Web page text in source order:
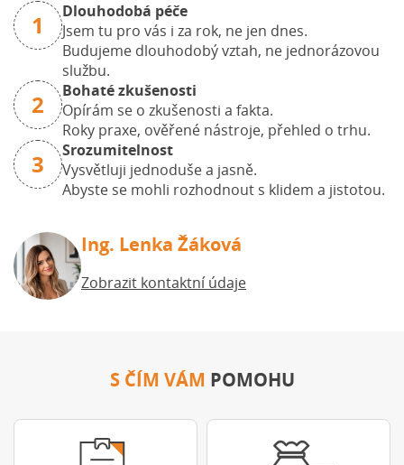
1
Dlouhodobá péče
Jsem tu pro vás i za rok, ne jen dnes.
Budujeme dlouhodobý vztah, ne jednorázovou
službu.
2
Bohaté zkušenosti
Opírám se o zkušenosti a fakta.
Roky praxe, ověřené nástroje, přehled o trhu.
3
Srozumitelnost
Vysvětluji jednoduše a jasně.
Abyste se mohli rozhodnout s klidem a jistotou.
Ing. Lenka Žáková
Zobrazit kontaktní údaje
S ČÍM VÁM POMOHU